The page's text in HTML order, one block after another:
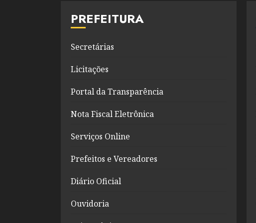
PREFEITURA
Secretárias
Licitações
Portal da Transparência
Nota Fiscal Eletrônica
Serviços Online
Prefeitos e Vereadores
Diário Oficial
Ouvidoria